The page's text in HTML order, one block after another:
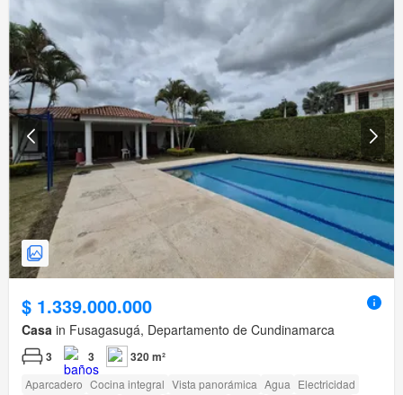
$ 1.339.000.000
Casa in Fusagasugá, Departamento de Cundinamarca
3 3 320 m²
Aparcadero Cocina integral Vista panorámica Agua Electricidad